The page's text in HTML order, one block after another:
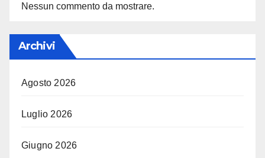
Nessun commento da mostrare.
Archivi
Agosto 2026
Luglio 2026
Giugno 2026